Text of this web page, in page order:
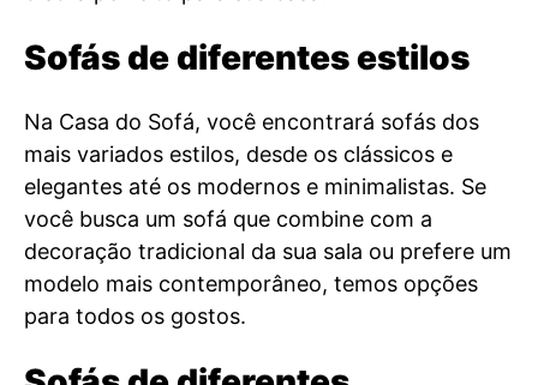
Sofás de diferentes estilos
Na Casa do Sofá, você encontrará sofás dos
mais variados estilos, desde os clássicos e
elegantes até os modernos e minimalistas. Se
você busca um sofá que combine com a
decoração tradicional da sua sala ou prefere um
modelo mais contemporâneo, temos opções
para todos os gostos.